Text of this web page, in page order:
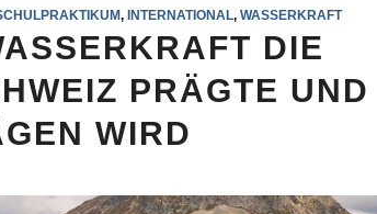
,INTERNATIONAL,WASSERKRAFT
DIE
PRÄGTE UND
WIRD